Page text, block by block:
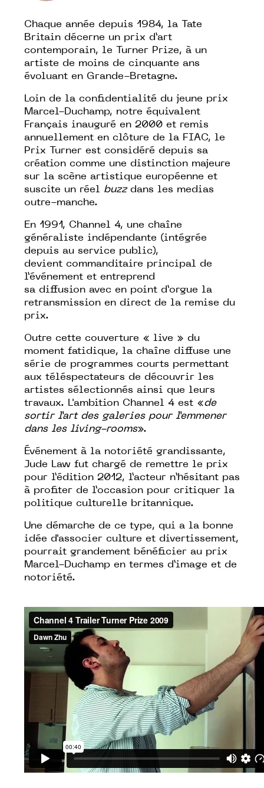
Chaque année depuis 1984, la Tate
Britain décerne un prix d’art
contemporain, le
Turner Prize, à un
artiste de moins de cinquante ans
évoluant en Grande-Bretagne.
Loin de la confidentialité du jeune prix
Marcel-Duchamp, notre équivalent
Français inauguré en 2000 et remis
annuellement en clôture de la FIAC, le
Prix Turner est considéré depuis sa
création comme une distinction majeure
sur la scène artistique européenne et
suscite un réel buzzdans les medias
outre-manche.
En 1991, Channel 4, une chaîne
généraliste indépendante (intégrée
depuis au service public),
devient commanditaire principal de
l’événement et entreprend
sa diffusion avec en point d’orgue la
retransmission en direct de la remise du
prix.
Outre cette couverture « live » du
moment fatidique, la chaîne diffuse une
série de programmes courts permettant
aux téléspectateurs de découvrir les
artistes sélectionnés ainsi que leurs
travaux. L'ambition Channel 4 est «de
sortir l’art des galeries pour l’emmener
dans les living-rooms».
Événement à la notoriété grandissante,
Jude Law fut chargé de remettre le prix
pour l’édition 2012, l’acteur n’hésitant pas
à profiter de l’occasion pour critiquer la
politique culturelle britannique.
Une démarche de ce type, qui a la bonne
idée d'associer culture et divertissement,
pourrait grandement bénéficier au prix
Marcel-Duchamp en termes d’image et de
notoriété.